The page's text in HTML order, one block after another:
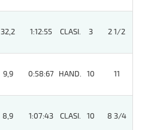
32,2 1:12:55 CLASI. 3 2 1/2
9,9 0:58:67 HAND. 10 11
8,9 1:07:43 CLASI. 10 8 3/4